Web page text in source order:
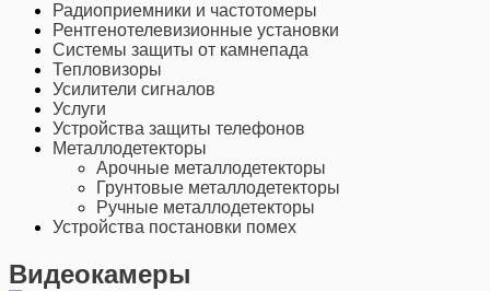
Радиоприемники и частотомеры
Рентгенотелевизионные установки
Системы защиты от камнепада
Тепловизоры
Усилители сигналов
Услуги
Устройства защиты телефонов
Металлодетекторы
Арочные металлодетекторы
Грунтовые металлодетекторы
Ручные металлодетекторы
Устройства постановки помех
Видеокамеры